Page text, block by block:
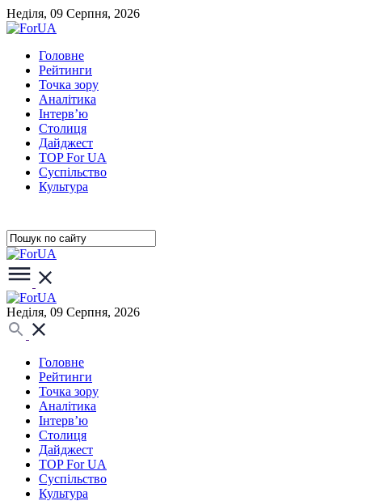
Неділя, 09 Серпня, 2026
Головне
Рейтинги
Точка зору
Аналітика
Інтерв’ю
Столиця
Дайджест
TOP For UA
Суспiльство
Культура
Неділя, 09 Серпня, 2026
Головне
Рейтинги
Точка зору
Аналітика
Інтерв’ю
Столиця
Дайджест
TOP For UA
Суспiльство
Культура